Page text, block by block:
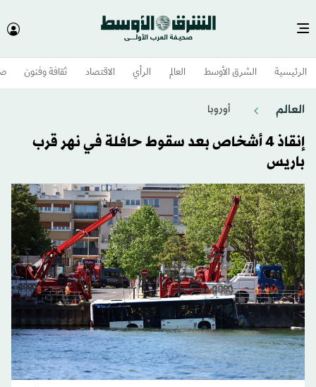
الرئيسية الشرق الأوسط​ العالم الرأي الاقتصاد ثقافة وفنون
العالم أوروبا
إنقاذ 4 أشخاص بعد سقوط حافلة في نهر قرب
باريس